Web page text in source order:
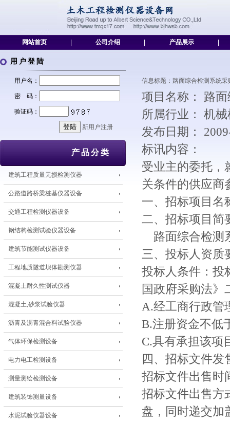
网站首页 公司介绍 产品展示
用户登陆
用户名：
密 码：
验证码：
新用户注册
产品分类
建筑工程质量无损检测仪器
公路道路桥梁桩基仪器设备
交通工程检测仪器设备
钢结构检测试验仪器设备
建筑节能测试仪器设备
工程地质隧道坝体勘测仪器
混凝土耐久性测试仪器
混凝土,砂浆试验仪器
沥青及沥青混合料试验仪器
气体环保检测设备
电力电工检测设备
测量测绘检测设备
建筑装饰测量设备
水泥试验仪器设备
信息标题：路面综合检测系统采
项目名称： 路
所属行业： 机
发布日期：
标讯内容：
受业主的委托，
关条件的供应
一、招标项目名
二、招标项目简
路面综合检测
三、投标人资质
投标人条件：投
国政府采购法
A.经工商行政管
B.注册资金不低
C.具有承担该项
四、招标文件
招标文件出售时
招标文件出售方
盘，同时递交加